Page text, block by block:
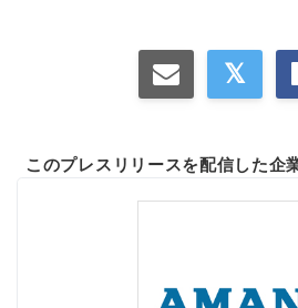
このプレスリリースを配信した企